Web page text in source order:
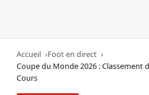
Accueil
Foot en direct
Coupe du Monde 2026 : Classement
Cours